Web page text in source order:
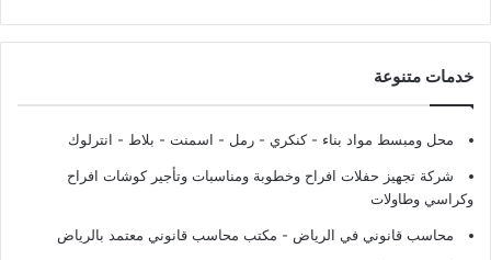
خدمات متنوعة
محل ومبسط مواد بناء - كنكري - رمل - اسمنت - بلاط - انترلوك
شركة تجهيز حفلات افراح وخطوبة ومناسبات وتأجير كوشات افراح
وكراسي وطاولات
محاسب قانوني في الرياض - مكتب محاسب قانوني معتمد بالرياض